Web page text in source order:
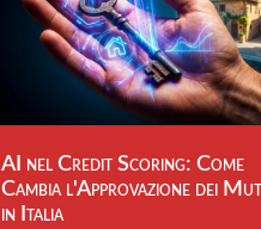
AI nel Credit Scoring: Come
Cambia l'Approvazione dei
in Italia